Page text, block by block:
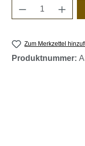
Produkt
Zum Merkzettel
Produktnummer: